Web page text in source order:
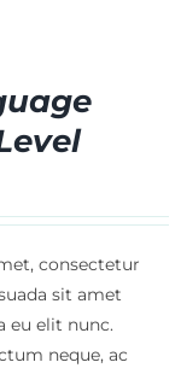
consectetur
sit amet
eu elit nunc.
neque, ac